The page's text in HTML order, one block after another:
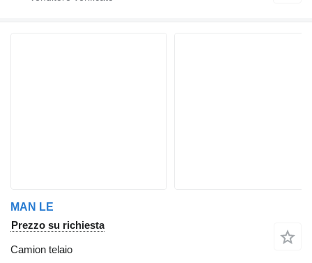
MAN LE
Prezzo su richiesta
Camion telaio